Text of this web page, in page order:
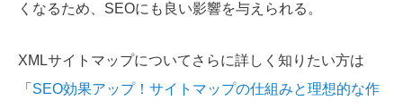
くなるため、SEOにも良い影響を与えられる。
XMLサイトマップについてさらに詳しく知りたい方は
「 SEO効果アップ！サイトマップの仕組みと理想的な作